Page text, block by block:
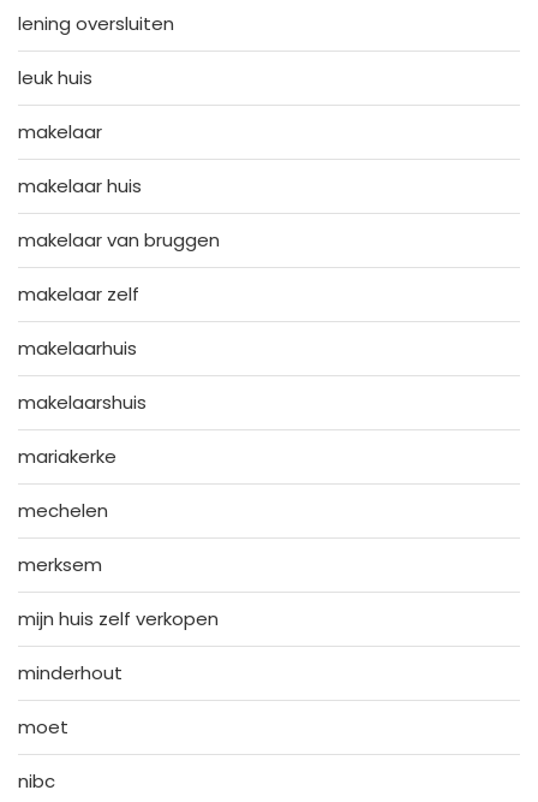
lening oversluiten
leuk huis
makelaar
makelaar huis
makelaar van bruggen
makelaar zelf
makelaarhuis
makelaarshuis
mariakerke
mechelen
merksem
mijn huis zelf verkopen
minderhout
moet
nibc